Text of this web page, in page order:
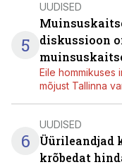
5
UUDISED
diskussioon
Eile hommikuses
mõjust Tallinna
6
UUDISED
Üürileandjad
krõbedat